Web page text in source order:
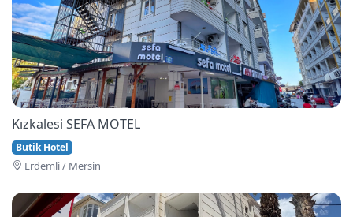
Kızkalesi SEFA MOTEL
Butik Hotel
Erdemli / Mersin